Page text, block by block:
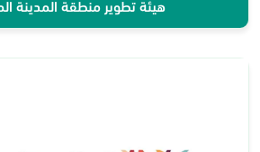
هيئة تطوير منطقة المدينة